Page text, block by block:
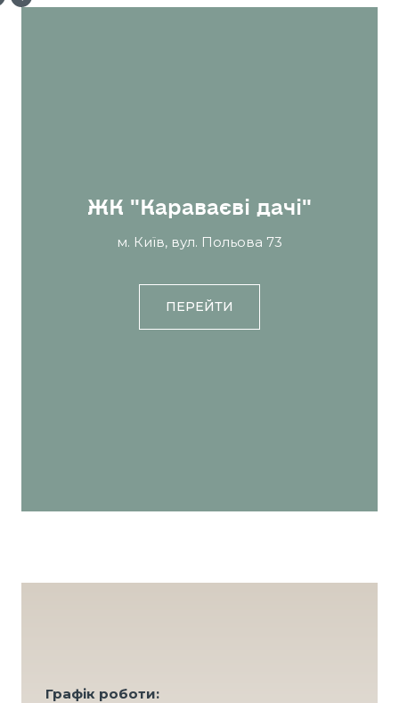
ЖК "Караваєві дачі"
м. Київ, вул. Польова 73
ПЕРЕЙТИ
Графік роботи: